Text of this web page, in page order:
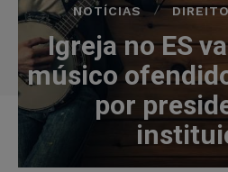
NOTÍCIAS
Igreja no ES
músico
por